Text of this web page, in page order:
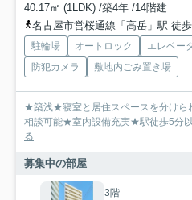
40.17㎡ (1LDK) /築4年 /14階建
名古屋市営桜通線「高岳」駅 徒
駐輪場 オートロック エレベー
防犯カメラ
敷地内ごみ置き場
★築浅★寝室と居住スペースを分け
相談可能★室内設備充実★駅徒歩5分
る
募集中の部屋
3階